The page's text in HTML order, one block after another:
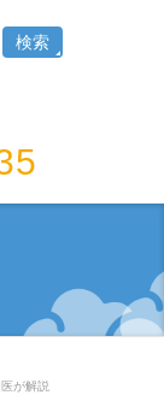
が解説